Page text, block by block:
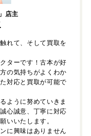
店主
れて、そして買取を
ターです！古本が好
の気持ちがよくわか
対応と買取が可能で
ように努めていきま
心誠意、丁寧に対応
いいたします。
に興味はありません